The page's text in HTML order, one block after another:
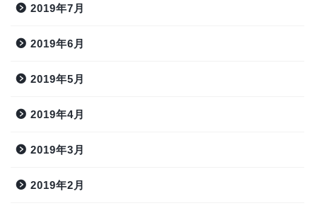
2019年7月
2019年6月
2019年5月
2019年4月
2019年3月
2019年2月